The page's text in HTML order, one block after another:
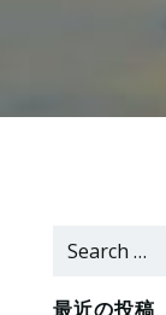
Search
最近の投稿